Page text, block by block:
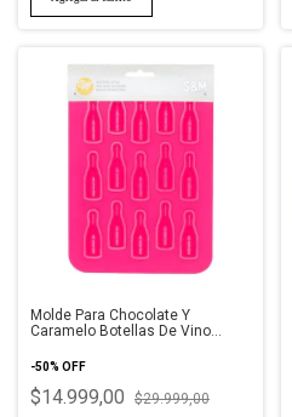
Molde Para Chocolate Y
Caramelo Botellas De Vino
-50% OFF
$14.999,00
$29.999,00